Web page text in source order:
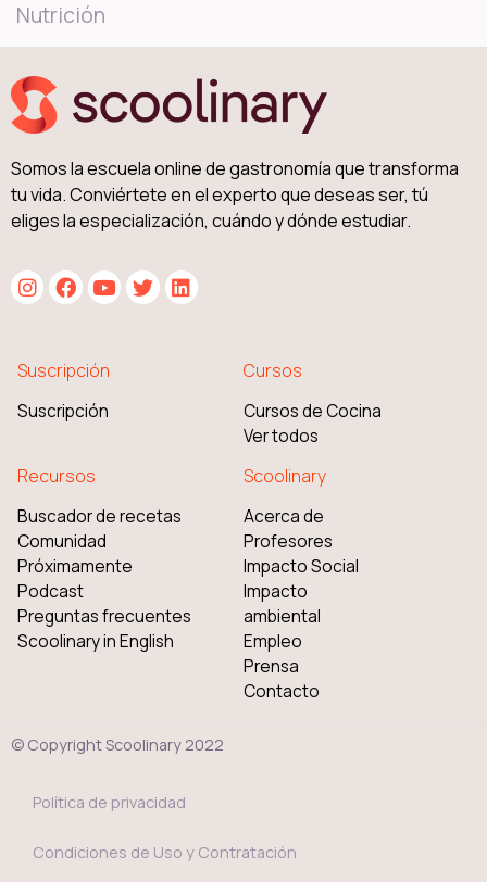
Nutrición
Somos la escuela online de gastronomía que transforma
tu vida. Conviértete en el experto que deseas ser, tú
eliges la especialización, cuándo y dónde estudiar.
Suscripción
Suscripción
Cursos
Cursos de Cocina
Ver todos
Recursos
Buscador de recetas
Comunidad
Próximamente
Podcast
Preguntas frecuentes
Scoolinary in English
Scoolinary
Acerca de
Profesores
Impacto Social
Impacto
ambiental
Empleo
Prensa
Contacto
© Copyright Scoolinary 2022
Política de privacidad
Condiciones de Uso y Contratación